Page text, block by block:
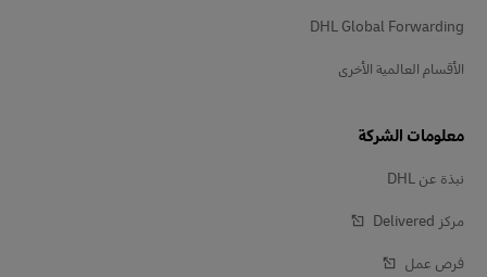
DHL Global Forwarding
الأقسام العالمية الأخرى
معلومات الشركة
نبذة عن DHL
مركز Delivered‎
فرص عمل